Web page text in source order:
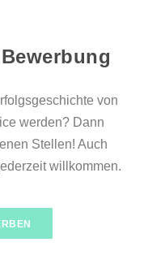
von
werden? Dann
Stellen! Auch
willkommen.